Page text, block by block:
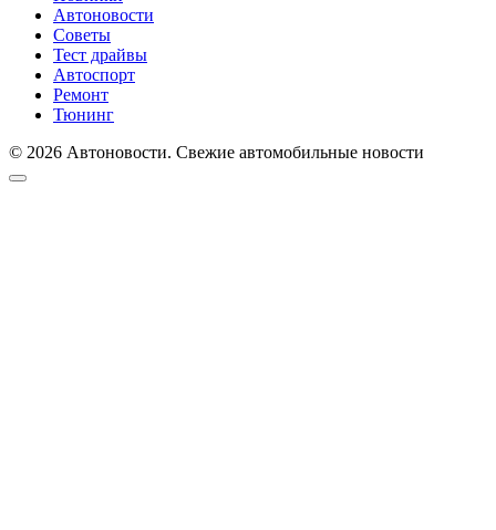
Автоновости
Советы
Тест драйвы
Автоспорт
Ремонт
Тюнинг
© 2026 Автоновости. Свежие автомобильные новости